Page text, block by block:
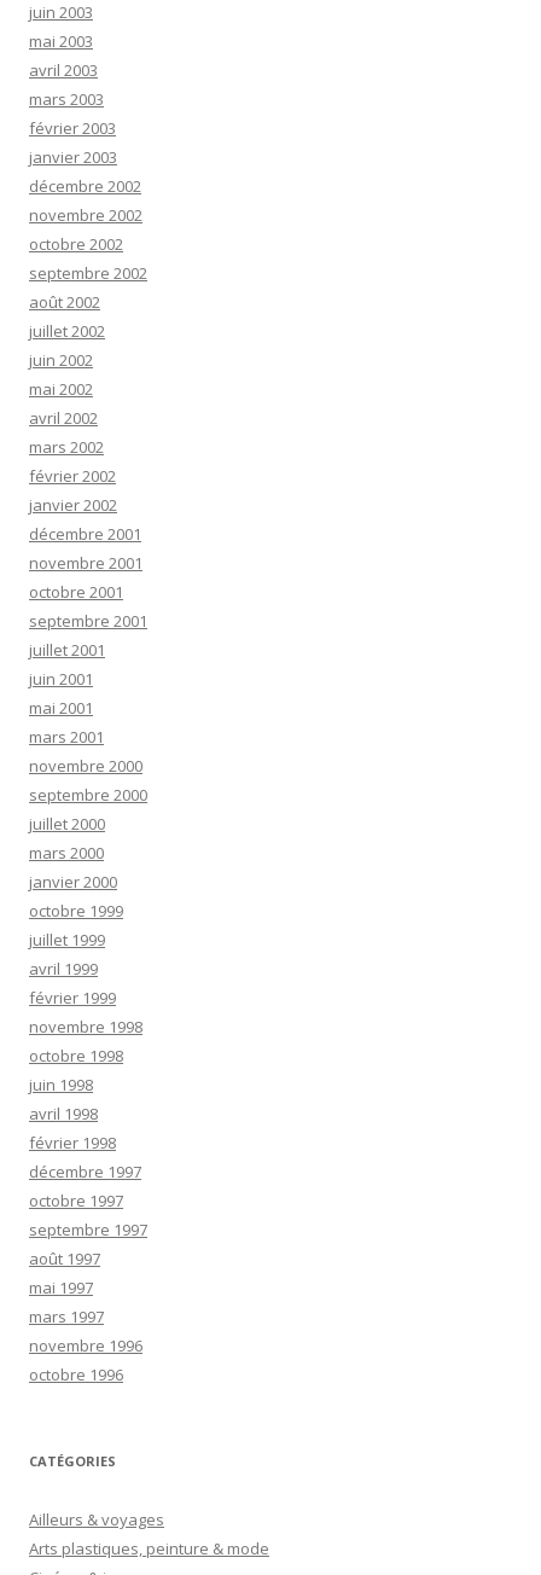
juin 2003
mai 2003
avril 2003
mars 2003
février 2003
janvier 2003
décembre 2002
novembre 2002
octobre 2002
septembre 2002
août 2002
juillet 2002
juin 2002
mai 2002
avril 2002
mars 2002
février 2002
janvier 2002
décembre 2001
novembre 2001
octobre 2001
septembre 2001
juillet 2001
juin 2001
mai 2001
mars 2001
novembre 2000
septembre 2000
juillet 2000
mars 2000
janvier 2000
octobre 1999
juillet 1999
avril 1999
février 1999
novembre 1998
octobre 1998
juin 1998
avril 1998
février 1998
décembre 1997
octobre 1997
septembre 1997
août 1997
mai 1997
mars 1997
novembre 1996
octobre 1996
CATÉGORIES
Ailleurs & voyages
Arts plastiques, peinture & mode